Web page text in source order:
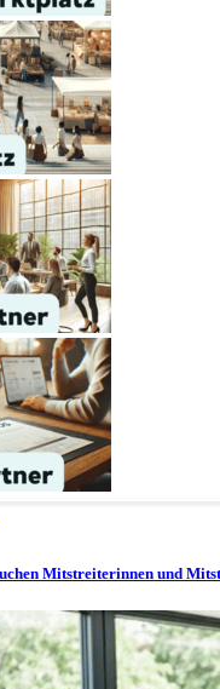
Mitstreiterinnen und